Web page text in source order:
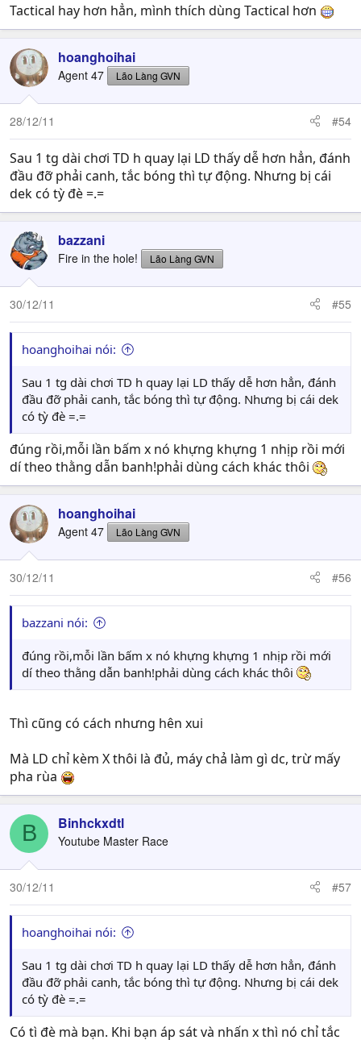
Tactical hay hơn hẳn, mình thích dùng Tactical hơn
hoanghoihai
Agent 47 Lão Làng GVN
28/12/11 #54
Sau 1 tg dài chơi TD h quay lại LD thấy dễ hơn hẳn, đánh
đầu đỡ phải canh, tắc bóng thì tự động. Nhưng bị cái
dek có tỳ đè =.=
bazzani
Fire in the hole! Lão Làng GVN
30/12/11 #55
hoanghoihai nói:
Sau 1 tg dài chơi TD h quay lại LD thấy dễ hơn hẳn, đánh
đầu đỡ phải canh, tắc bóng thì tự động. Nhưng bị cái dek
có tỳ đè =.=
đúng rồi,mỗi lần bấm x nó khựng khựng 1 nhịp rồi mới
dí theo thằng dẫn banh!phải dùng cách khác thôi
hoanghoihai
Agent 47 Lão Làng GVN
30/12/11 #56
bazzani nói:
đúng rồi,mỗi lần bấm x nó khựng khựng 1 nhịp rồi mới
dí theo thằng dẫn banh!phải dùng cách khác thôi
Thì cũng có cách nhưng hên xui
Mà LD chỉ kèm X thôi là đủ, máy chả làm gì dc, trừ mấy
pha rùa
B Binhckxdtl
Youtube Master Race
30/12/11 #57
hoanghoihai nói:
Sau 1 tg dài chơi TD h quay lại LD thấy dễ hơn hẳn, đánh
đầu đỡ phải canh, tắc bóng thì tự động. Nhưng bị cái dek
có tỳ đè =.=
Có tì đè mà bạn. Khi bạn áp sát và nhấn x thì nó chỉ tắc